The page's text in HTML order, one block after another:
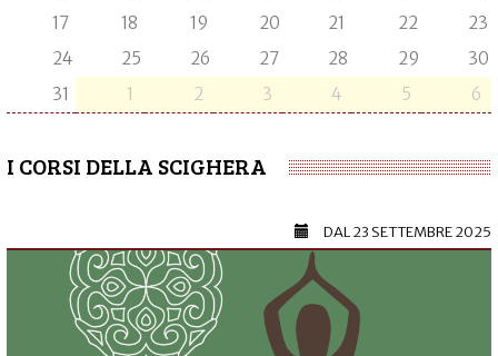
17
18 19 20 21 22
23
24
25 26 27 28 29
30
31
1 2 3 4 5 6
I CORSI DELLA SCIGHERA
DAL23 SETTEMBRE 2025